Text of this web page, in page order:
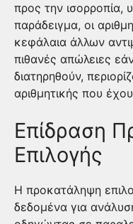
προς την ισορροπία,
παράδειγμα, οι
κεφάλαια άλλων
πιθανές απώλειες
διατηρηθούν,
αριθμητικής που
Επίδραση
Επιλογής
Η προκατάληψη
δεδομένα για